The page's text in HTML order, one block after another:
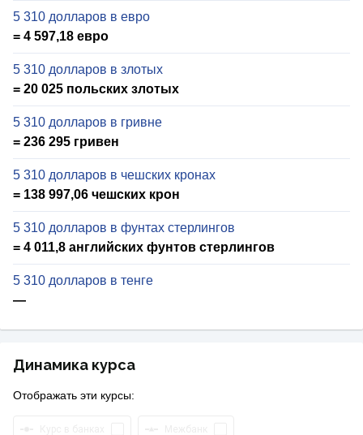
5 310 долларов в евро
= 4 597,18 евро
5 310 долларов в злотых
= 20 025 польских злотых
5 310 долларов в гривне
= 236 295 гривен
5 310 долларов в чешских кронах
= 138 997,06 чешских крон
5 310 долларов в фунтах стерлингов
= 4 011,8 английских фунтов стерлингов
5 310 долларов в тенге
—
Динамика курса
Отображать эти курсы: